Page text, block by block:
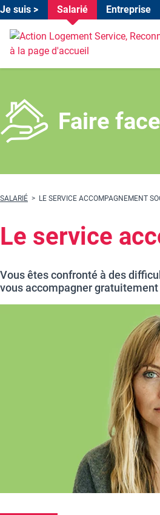
Header
Je suis > Salarié Entreprise
Faire
Fil d'Ariane
SALARIÉ LE SERVICE ACCOMPAGNEMENT
Le service
Vous êtes confronté à des
vous accompagner